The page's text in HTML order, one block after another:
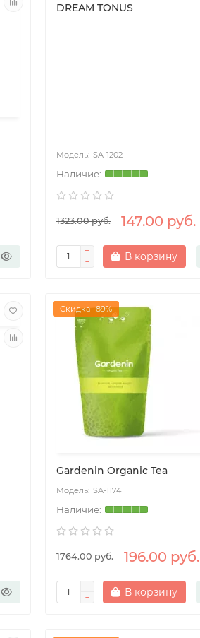
DREAM TONUS
SA-1202
1323.00 руб. 147.00 руб.
В корзину
Скидка -89%
Gardenin Organic Tea
SA-1174
1764.00 руб. 196.00 руб.
В корзину